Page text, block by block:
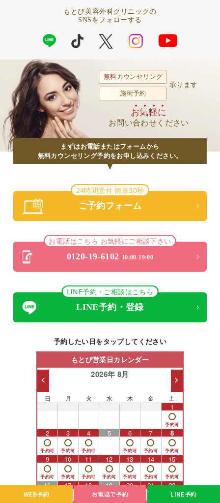
WEB予約 お電話で予約 LINE予約
もとび美容外科クリニックの
SNSをフォローする
無料カウンセリング
施術予約
承ります
お気軽に
お問い合わせください
まずはお電話またはフォームから
無料カウンセリング予約をお申し込みください。
24時間受付 簡単30秒
ご予約フォーム
お電話はこちら お気軽にご相談下さい
0120-19-6102 10:00-19:00
LINE予約・ご相談はこちら
LINE予約・登録
予約したい日をタップしてください
もとび営業日カレンダー
2026年 8月
日 月 火 水 木 金 土
1
2 3 4 5 6 7 8
9 10 11 12 13 14 15
16 17 18 19 20 21 22